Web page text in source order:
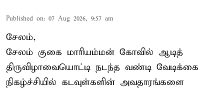
Published on: 07 Aug 2026, 9:57 am
சேலம்,
சேலம் குகை மாரியம்மன் கோவில் ஆடித்
திருவிழாவையொட்டி நடந்த வண்டி வேடிக்கை
நிகழ்ச்சியில் கடவுள்களின் அவதாரங்களை